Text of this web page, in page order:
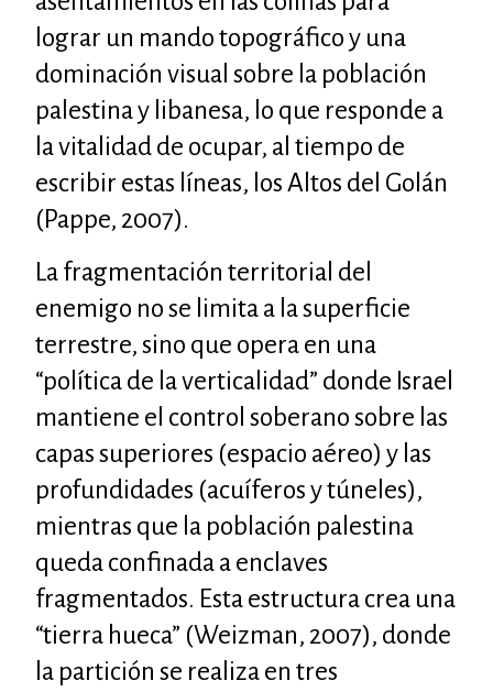
lograr un mando topográfico y una
dominación visual sobre la población
palestina y libanesa, lo que responde a
la vitalidad de ocupar, al tiempo de
escribir estas líneas, los Altos del Golán
(Pappe, 2007).
La fragmentación territorial del
enemigo no se limita a la superficie
terrestre, sino que opera en una
“política de la verticalidad” donde Israel
mantiene el control soberano sobre las
capas superiores (espacio aéreo) y las
profundidades (acuíferos y túneles),
mientras que la población palestina
queda confinada a enclaves
fragmentados. Esta estructura crea una
“tierra hueca” (Weizman, 2007), donde
la partición se realiza en tres